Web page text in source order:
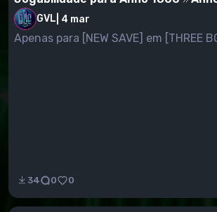
GVL 4 mar
34 0 0